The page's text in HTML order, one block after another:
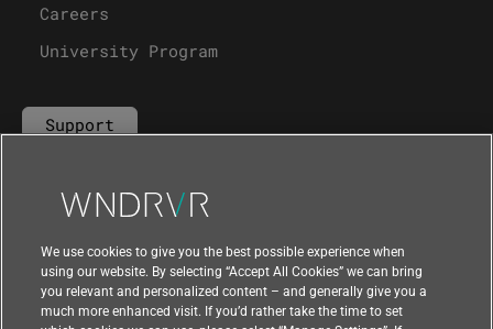
Careers
University Program
Support
Contact Us
We use cookies to give you the best possible experience when
using our website. By selecting “Accept All Cookies” we can bring
you relevant and personalized content – and generally give you a
much more enhanced visit. If you’d rather take the time to set